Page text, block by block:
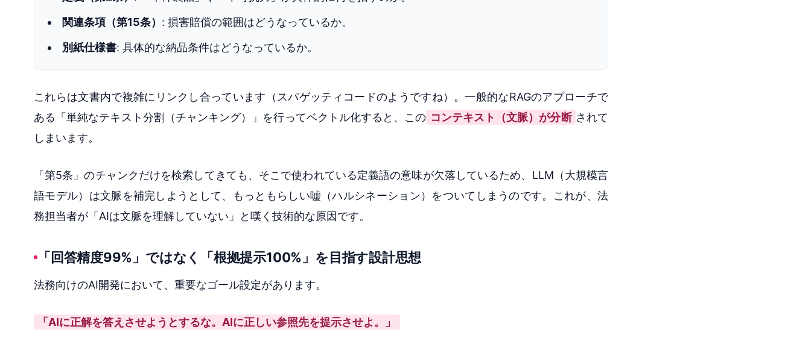
関連条項（第15条） : 損害賠償の範囲はどうなっているか。
別紙仕様書: 具体的な納品条件はどうなっているか。
これらは文書内で複雑にリンクし合っています（スパゲッティコードのようですね）。一般的なRAGのアプローチで
ある「単純なテキスト分割（チャンキング）」を行ってベクトル化すると、この コンテキスト（文脈）が分断 されて
しまいます。
「第5条」のチャンクだけを検索してきても、そこで使われている定義語の意味が欠落しているため、LLM（大規模言
語モデル）は文脈を補完しようとして、もっともらしい嘘（ハルシネーション）をついてしまうのです。これが、法
務担当者が「AIは文脈を理解していない」と嘆く技術的な原因です。
「回答精度99%」ではなく「根拠提示100%」を目指す設計思想
法務向けのAI開発において、重要なゴール設定があります。
「AIに正解を答えさせようとするな。AIに正しい参照先を提示させよ。」